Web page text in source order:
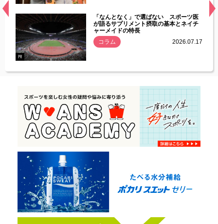
常
PR
「なんとなく」で選ばない スポーツ医
が語るサプリメント摂取の基本とネイチ
ャーメイドの特長
コラム
2026.07.17